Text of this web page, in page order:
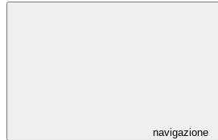
navigazione